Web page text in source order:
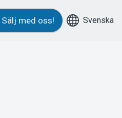
Sälj med oss! Svenska